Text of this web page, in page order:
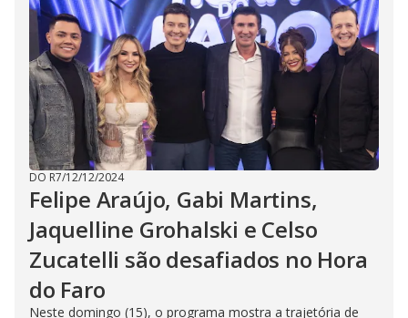
DO R7/12/12/2024
Felipe Araújo, Gabi Martins,
Jaquelline Grohalski e Celso
Zucatelli são desafiados no Hora
do Faro
Neste domingo (15), o programa mostra a trajetória de